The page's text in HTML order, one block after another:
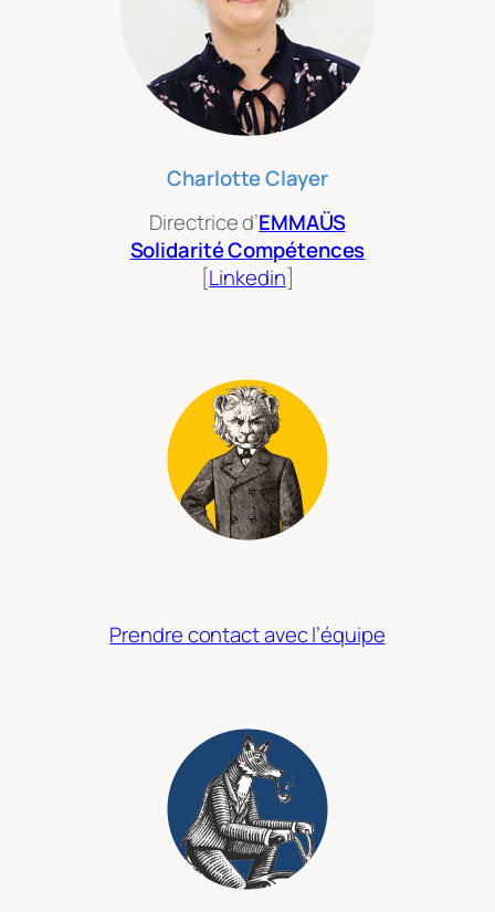
Charlotte Clayer
Directrice d’EMMAÜS
Solidarité Compétences
[Linkedin]
Prendre contact avec l’équipe